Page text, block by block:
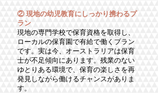
② 現地の幼児教育にしっかり携わるプ
ラン
現地の専門学校で保育資格を取得し、
ローカルの保育園で有給で働くプラン
です。実は今、オーストラリアは保育
士が不足傾向にあります。残業のない
ゆとりある環境で、保育の楽しさを再
発見しながら働けるチャンスがありま
す。